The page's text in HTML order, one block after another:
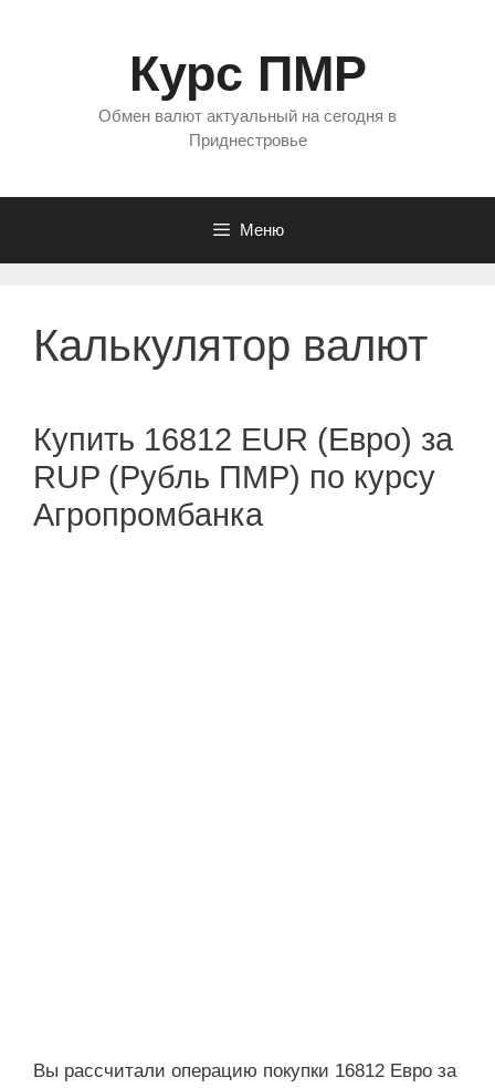
Курс ПМР
Обмен валют актуальный на сегодня в
Приднестровье
Меню
Калькулятор валют
Купить 16812 EUR (Евро) за
RUP (Рубль ПМР) по курсу
Агропромбанка
Вы рассчитали операцию покупки 16812 Евро за